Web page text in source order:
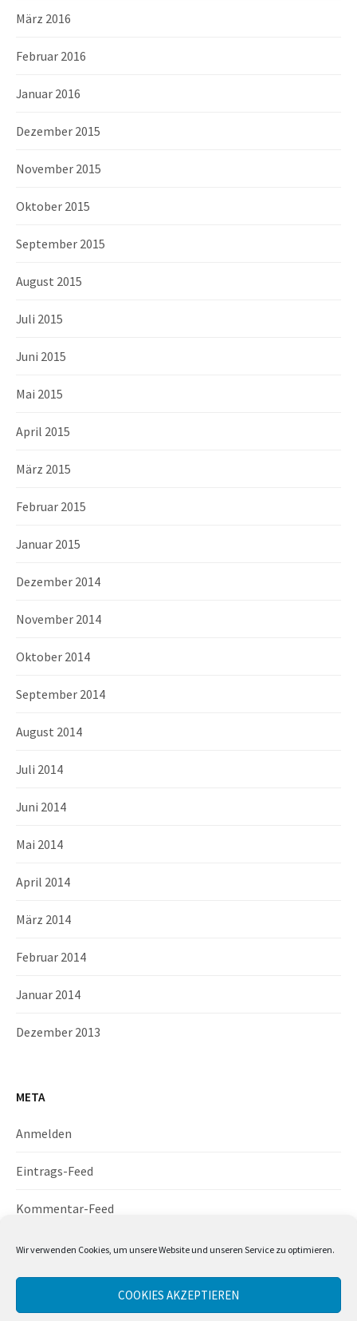
Wir verwenden Cookies, um unsere Website und unseren Service zu optimieren.
COOKIES AKZEPTIEREN
März 2016
Februar 2016
Januar 2016
Dezember 2015
November 2015
Oktober 2015
September 2015
August 2015
Juli 2015
Juni 2015
Mai 2015
April 2015
März 2015
Februar 2015
Januar 2015
Dezember 2014
November 2014
Oktober 2014
September 2014
August 2014
Juli 2014
Juni 2014
Mai 2014
April 2014
März 2014
Februar 2014
Januar 2014
Dezember 2013
META
Anmelden
Eintrags-Feed
Kommentar-Feed
WordPress.org